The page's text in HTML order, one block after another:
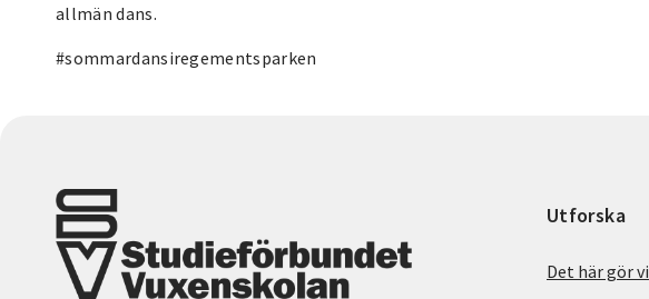
allmän dans.
#sommardansiregementsparken
Utforska
Det här gör vi